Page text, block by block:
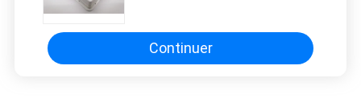
Continuer